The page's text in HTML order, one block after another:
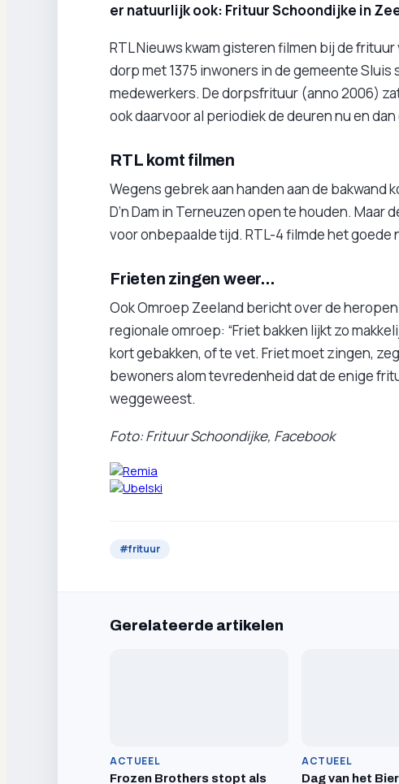
er natuurlijk ook: Frituur Schoondijke in
RTL Nieuws kwam gisteren filmen bij de
dorp met 1375 inwoners in de gemeente
medewerkers. De dorpsfrituur (anno 2006)
ook daarvoor al periodiek de deuren nu en
RTL komt filmen
Wegens gebrek aan handen aan de bakwand
D’n Dam in Terneuzen open te houden. Maar
voor onbepaalde tijd. RTL-4 filmde het goede
Frieten zingen weer...
Ook Omroep Zeeland bericht over de
regionale omroep: “Friet bakken lijkt zo
kort gebakken, of te vet. Friet moet zingen,
bewoners alom tevredenheid dat de enige
weggeweest.
Foto: Frituur Schoondijke, Facebook
#frituur
Gerelateerde artikelen
ACTUEEL
Frozen Brothers stopt als
ACTUEEL
Dag van het